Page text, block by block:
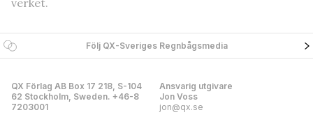
verket.
Följ QX-Sveriges Regnbågsmedia
QX Förlag AB Box 17 218, S-104
62 Stockholm, Sweden. +46-8
7203001
Ansvarig utgivare
Jon Voss
jon@qx.se